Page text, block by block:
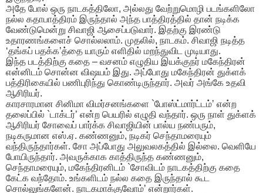
அதே போல் ஒரு நாடகத்திலோ, அல்லது வேற்றுமொழி படங்களிலோ
நல்ல கதாபாத்திரம் இருந்தால் அந்த பாத்திரத்தில் தான் நடிக்க
வேண்டுமென்று சிவாஜி ஆசைப்படுவார். இதற்கு இரண்டு
உதாரணங்களைச் சொல்லலாம். முதலில், நாடகம். சிவாஜி நடித்த
‘தங்கப் பதக்க’த்தை யாரும் எளிதில் மறந்துவிட முடியாது.
இந்த படத்திற்கு கதை – வசனம் எழுதிய இயக்குநர் மகேந்திரன்
என்னிடம் சொன்ன விஷயம் இது. அப்போது மகேந்திரன் துக்ளக்
பத்திரிகையில் பணிபுரிந்து கொண்டிருந்தார். அவர் அங்கே உதவி
ஆசிரியர்.
காரசாரமான சினிமா விமர்சனங்களை `போஸ்ட்மார்ட்டம்’ என்ற
தலைப்பில் `டாக்டர்’ என்ற பெயரில் எழுதி வந்தார். ஒரு நாள் துக்ளக்
ஆசிரியர் சோவைப் பார்க்க சிவாஜியின் பால்ய நண்பரும்,
நடிகருமான எஸ்.ஏ. கண்ணனும், நடிகர் செந்தாமரையும்
வந்திருந்தார்கள். சோ அப்போது அலுவலகத்தில் இல்லை. வெளியே
போயிருந்தார். அவருக்காக காத்திருந்த கண்ணனும்,
செந்தாமரையும், மகேந்திரனிடம் `சோவிடம் நாடகத்திற்கு கதை
கேட்க வந்தோம். உங்களிடம் நல்ல கதை இருந்தால் கூட
சொல்லுங்களேன். நாடகமாக்குவோம்’ என்றார்கள்.